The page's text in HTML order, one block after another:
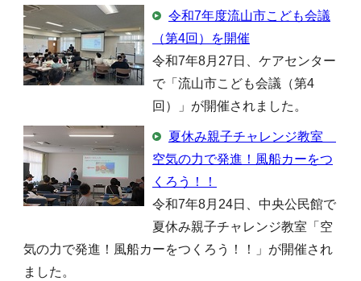
令和7年度流山市こども会議
（第4回）を開催
令和7年8月27日、ケアセンター
で「流山市こども会議（第4
回）」が開催されました。
夏休み親子チャレンジ教室
空気の力で発進！風船カーをつ
くろう！！
令和7年8月24日、中央公民館で
夏休み親子チャレンジ教室「空
気の力で発進！風船カーをつくろう！！」が開催され
ました。